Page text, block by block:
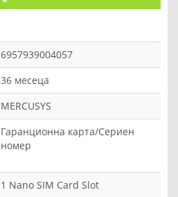
6957939004057
36 месеца
MERCUSYS
Гаранционна карта/Сериен
номер
1 Nano SIM Card Slot